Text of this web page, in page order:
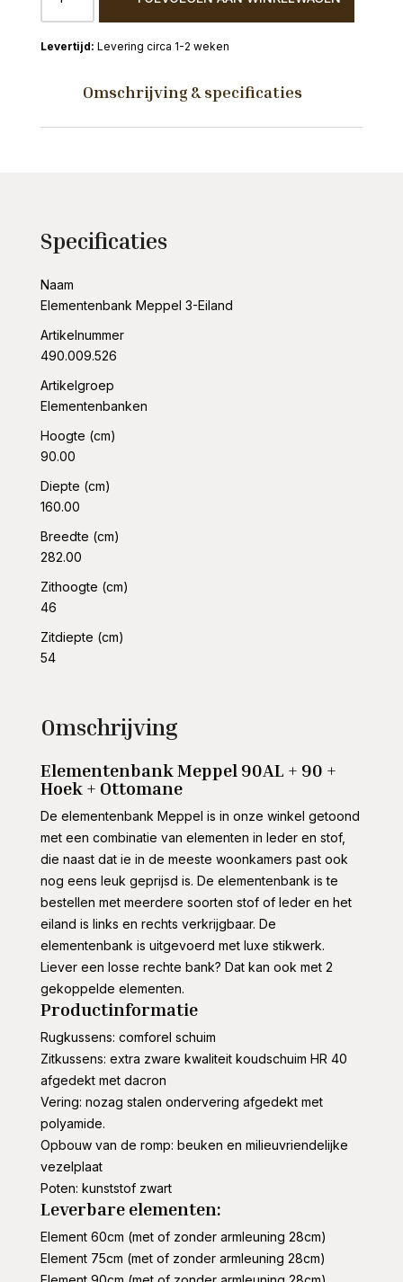
3-
Eiland
Levering circa 1-2 weken
Omschrijving & specificaties
Specificaties
Naam
Elementenbank Meppel 3-Eiland
Artikelnummer
490.009.526
Artikelgroep
Elementenbanken
Hoogte (cm)
90.00
Diepte (cm)
160.00
Breedte (cm)
282.00
Zithoogte (cm)
46
Zitdiepte (cm)
54
Omschrijving
Elementenbank Meppel 90AL + 90 +
Hoek + Ottomane
De elementenbank Meppel is in onze winkel getoond
met een combinatie van elementen in leder en stof,
die naast dat ie in de meeste woonkamers past ook
nog eens leuk geprijsd is. De elementenbank is te
bestellen met meerdere soorten stof of leder en het
eiland is links en rechts verkrijgbaar. De
elementenbank is uitgevoerd met luxe stikwerk.
Liever een losse rechte bank? Dat kan ook met 2
gekoppelde elementen.
Productinformatie
Rugkussens: comforel schuim
Zitkussens: extra zware kwaliteit koudschuim HR 40
afgedekt met dacron
Vering: nozag stalen ondervering afgedekt met
polyamide.
Opbouw van de romp: beuken en milieuvriendelijke
vezelplaat
Poten: kunststof zwart
Leverbare elementen:
Element 60cm (met of zonder armleuning 28cm)
Element 75cm (met of zonder armleuning 28cm)